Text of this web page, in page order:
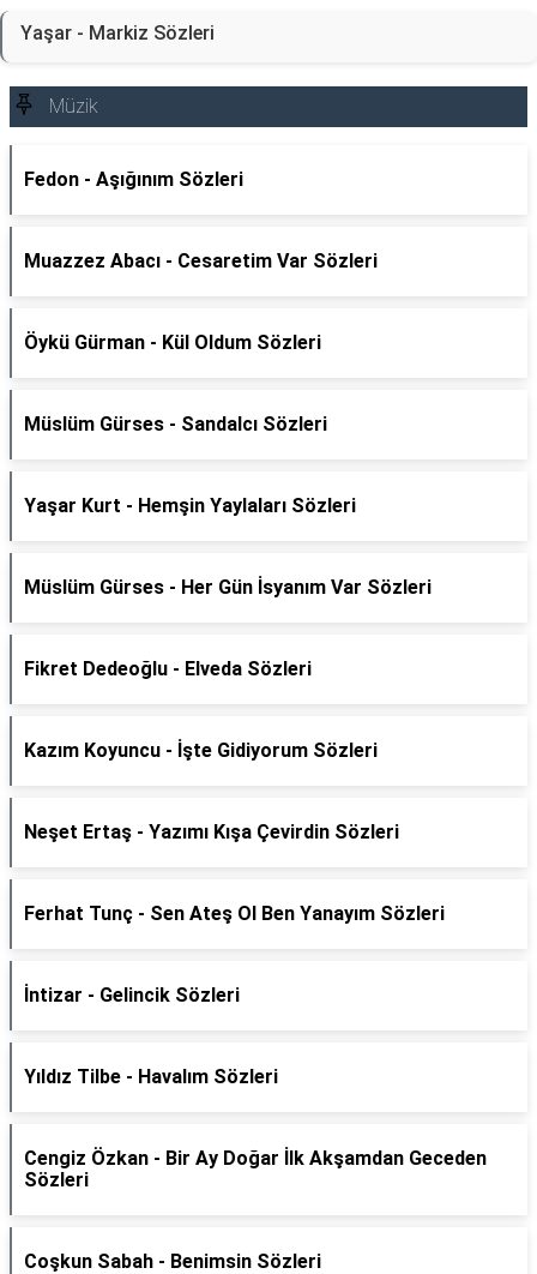
Yaşar - Markiz Sözleri
Müzik
Fedon - Aşığınım Sözleri
Muazzez Abacı - Cesaretim Var Sözleri
Öykü Gürman - Kül Oldum Sözleri
Müslüm Gürses - Sandalcı Sözleri
Yaşar Kurt - Hemşin Yaylaları Sözleri
Müslüm Gürses - Her Gün İsyanım Var Sözleri
Fikret Dedeoğlu - Elveda Sözleri
Kazım Koyuncu - İşte Gidiyorum Sözleri
Neşet Ertaş - Yazımı Kışa Çevirdin Sözleri
Ferhat Tunç - Sen Ateş Ol Ben Yanayım Sözleri
İntizar - Gelincik Sözleri
Yıldız Tilbe - Havalım Sözleri
Cengiz Özkan - Bir Ay Doğar İlk Akşamdan Geceden
Sözleri
Coşkun Sabah - Benimsin Sözleri